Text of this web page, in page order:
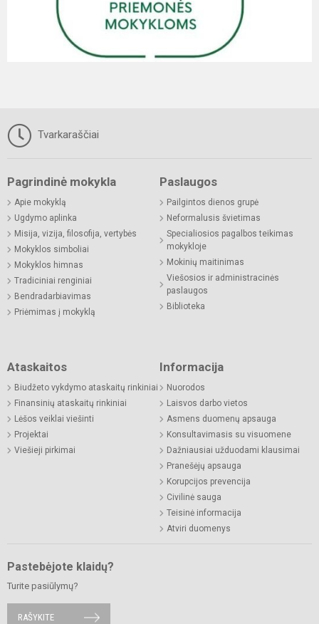
Tvarkaraščiai
Pagrindinė mokykla
Apie mokyklą
Ugdymo aplinka
Misija, vizija, filosofija, vertybės
Mokyklos simboliai
Mokyklos himnas
Tradiciniai renginiai
Bendradarbiavimas
Priėmimas į mokyklą
Paslaugos
Pailgintos dienos grupė
Neformalusis švietimas
Specialiosios pagalbos teikimas
mokykloje
Mokinių maitinimas
Viešosios ir administracinės
paslaugos
Biblioteka
Ataskaitos
Biudžeto vykdymo ataskaitų rinkiniai
Finansinių ataskaitų rinkiniai
Lėšos veiklai viešinti
Projektai
Viešieji pirkimai
Informacija
Nuorodos
Laisvos darbo vietos
Asmens duomenų apsauga
Konsultavimasis su visuomene
Dažniausiai užduodami klausimai
Pranešėjų apsauga
Korupcijos prevencija
Civilinė sauga
Teisinė informacija
Atviri duomenys
Pastebėjote klaidų?
Turite pasiūlymų?
RAŠYKITE